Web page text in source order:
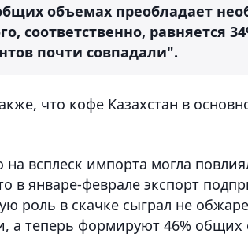
объемах преобладает
соответственно, равняется
почти совпадали".
что кофе Казахстан в
на всплеск импорта могла
в январе-феврале экспорт
роль в скачке сыграл не
а теперь формируют 46%